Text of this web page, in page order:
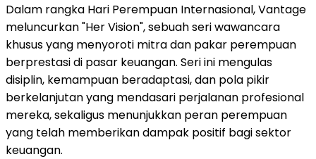
Dalam rangka Hari Perempuan Internasional, Vantage
meluncurkan "Her Vision", sebuah seri wawancara
khusus yang menyoroti mitra dan pakar perempuan
berprestasi di pasar keuangan. Seri ini mengulas
disiplin, kemampuan beradaptasi, dan pola pikir
berkelanjutan yang mendasari perjalanan profesional
mereka, sekaligus menunjukkan peran perempuan
yang telah memberikan dampak positif bagi sektor
keuangan.